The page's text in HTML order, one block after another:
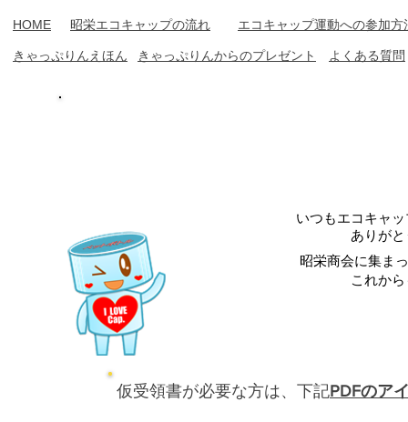
​HOME ​昭栄エコキャップの流れ エコキャップ運動への参加方
​きゃっぷりん​えほん ​きゃっぷりんからのプレゼント ​よくある質問
いつもエコキャ
ありが
昭栄商会に集ま
これか
​仮受領書が必要な方は、下記PDFのア